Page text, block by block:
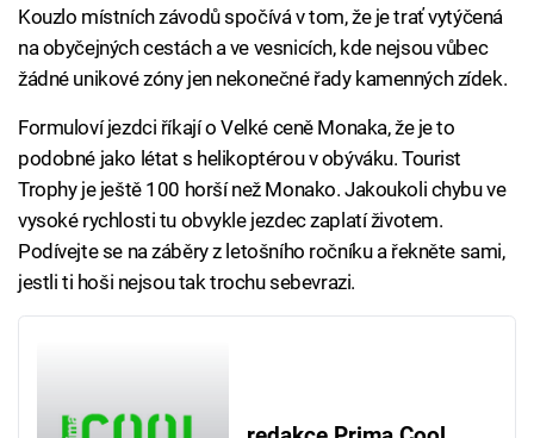
Kouzlo místních závodů spočívá v tom, že je trať vytýčená
na obyčejných cestách a ve vesnicích, kde nejsou vůbec
žádné unikové zóny jen nekonečné řady kamenných zídek.
Formuloví jezdci říkají o Velké ceně Monaka, že je to
podobné jako létat s helikoptérou v obýváku. Tourist
Trophy je ještě 100 horší než Monako. Jakoukoli chybu ve
vysoké rychlosti tu obvykle jezdec zaplatí životem.
Podívejte se na záběry z letošního ročníku a řekněte sami,
jestli ti hoši nejsou tak trochu sebevrazi.